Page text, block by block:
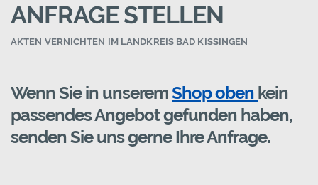
ANFRAGE STELLEN
AKTEN VERNICHTEN IM LANDKREIS BAD KISSINGEN
Wenn Sie in unseremShop oben kein
passendes Angebot gefunden haben,
senden Sie uns gerne Ihre Anfrage.